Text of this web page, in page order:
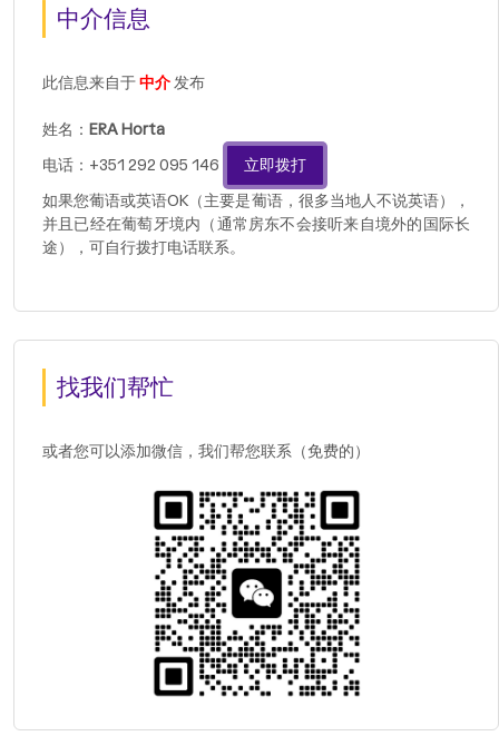
中介信息
此信息来自于中介发布
姓名： ERA Horta
电话：+351 292 095 146
立即拨打
如果您葡语或英语OK（主要是葡语，很多当地人不说英语），
并且已经在葡萄牙境内（通常房东不会接听来自境外的国际长
途），可自行拨打电话联系。
找我们帮忙
或者您可以添加微信，我们帮您联系（免费的）